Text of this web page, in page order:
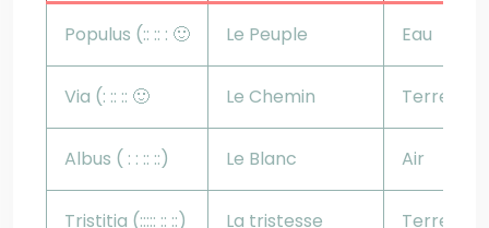
Populus (:: :: : 🙂 Le Peuple Eau
Via (: :: :: 🙂 Le Chemin Terre
Albus ( : : :: ::) Le Blanc Air
Tristitia (::::: :: ::) La tristesse Terre